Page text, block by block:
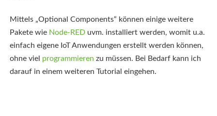
Mittels „Optional Components“ können einige weitere
Pakete wie Node-RED uvm. installiert werden, womit u.a.
einfach eigene IoT Anwendungen erstellt werden können,
ohne viel programmieren zu müssen. Bei Bedarf kann ich
darauf in einem weiteren Tutorial eingehen.